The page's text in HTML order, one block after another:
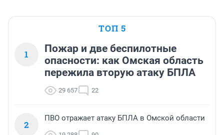
ТОП 5
1
Пожар и две беспилотные
опасности: как Омская область
пережила вторую атаку БПЛА
29 657 22
2
ПВО отражает атаку БПЛА в Омской области